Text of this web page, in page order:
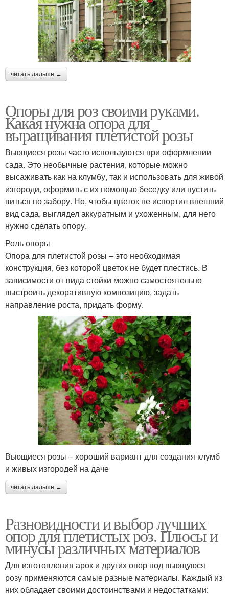
читать дальше →
Опоры для роз своими руками.
Какая нужна опора для
выращивания плетистой розы
Вьющиеся розы часто используются при оформлении
сада. Это необычные растения, которые можно
высаживать как на клумбу, так и использовать для живой
изгороди, оформить с их помощью беседку или пустить
виться по забору. Но, чтобы цветок не испортил внешний
вид сада, выглядел аккуратным и ухоженным, для него
нужно сделать опору.
Роль опоры
Опора для плетистой розы – это необходимая
конструкция, без которой цветок не будет плестись. В
зависимости от вида стойки можно самостоятельно
выстроить декоративную композицию, задать
направление роста, придать форму.
Вьющиеся розы – хороший вариант для создания клумб
и живых изгородей на даче
читать дальше →
Разновидности и выбор лучших
опор для плетистых роз. Плюсы и
минусы различных материалов
Для изготовления арок и других опор под вьющуюся
розу применяются самые разные материалы. Каждый из
них обладает своими достоинствами и недостатками: